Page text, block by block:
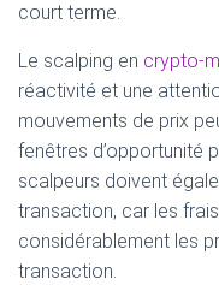
court terme.
Le scalping en crypto-
réactivité et une
mouvements de prix
fenêtres d’opportunité
scalpeurs doivent
transaction, car les
considérablement les
transaction.